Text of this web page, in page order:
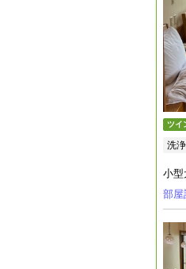
ツイ
洗
小型
部屋